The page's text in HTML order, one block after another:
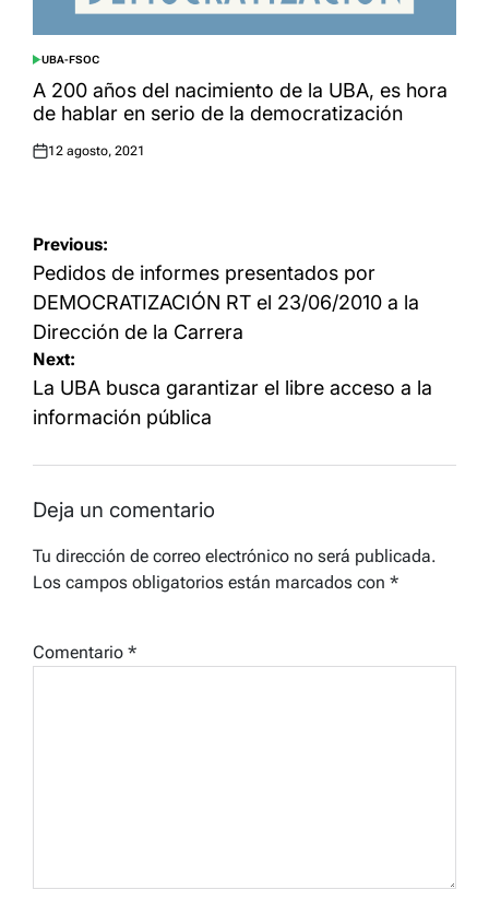
POSTED
IN
UBA-FSOC
A 200 años del nacimiento de la UBA, es hora
de hablar en serio de la democratización
Posted
12 agosto, 2021
Navegación
de
entradas
Previous:
Pedidos de informes presentados por
DEMOCRATIZACIÓN RT el 23/06/2010 a la
Dirección de la Carrera
Next:
La UBA busca garantizar el libre acceso a la
información pública
Deja un comentario
Tu dirección de correo electrónico no será publicada.
Los campos obligatorios están marcados con *
Comentario *